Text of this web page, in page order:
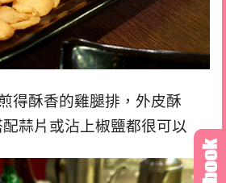
得酥香的雞腿排，外皮酥
蒜片或沾上椒鹽都很可以